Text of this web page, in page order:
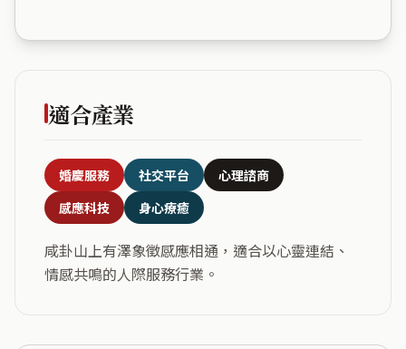
適合產業
婚慶服務 社交平台
心理諮商
感應科技
身心療癒
咸卦山上有澤象徵感應相通，適合以心靈連結、
情感共鳴的人際服務行業。